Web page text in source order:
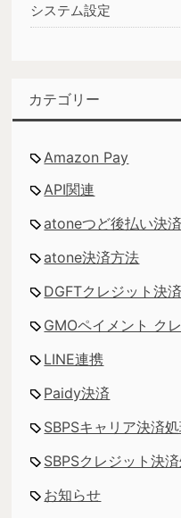
システム設定
カテゴリー
Amazon Pay
API関連
atoneつど後払い決済
atone決済方法
DGFTクレジット決
GMOペイメント ク
LINE連携
Paidy決済
SBPSキャリア決済
SBPSクレジット決
お知らせ